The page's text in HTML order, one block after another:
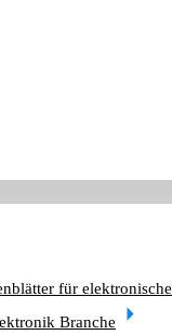
für elektronische
Branche